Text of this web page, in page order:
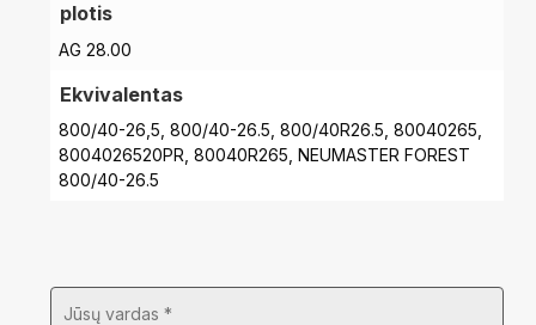
plotis
AG 28.00
Ekvivalentas
800/40-26,5, 800/40-26.5, 800/40R26.5, 80040265,
8004026520PR, 80040R265, NEUMASTER FOREST
800/40-26.5